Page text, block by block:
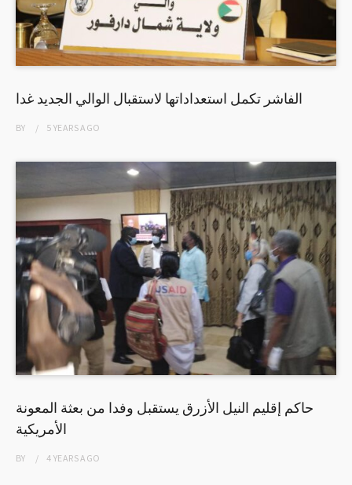
الفاشر تكمل استعداداتها لاستقبال الوالي الجديد غدا
BY 5 YEARSAGO
حاكم إقليم النيل الأزرق يستقبل وفدا من بعثة المعونة
الأمريكية
BY 4 YEARSAGO